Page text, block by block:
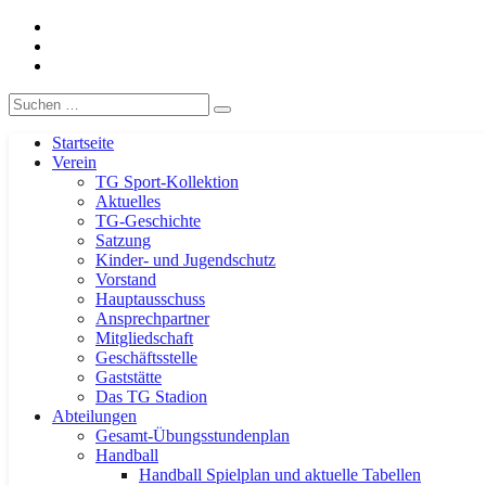
TG-Geislingen e. V.
DIE Sportadresse in Geislingen!
Suche
nach:
Startseite
Verein
TG Sport-Kollektion
Aktuelles
TG-Geschichte
Satzung
Kinder- und Jugendschutz
Vorstand
Hauptausschuss
Ansprechpartner
Mitgliedschaft
Geschäftsstelle
Gaststätte
Das TG Stadion
Abteilungen
Gesamt-Übungsstundenplan
Handball
Handball Spielplan und aktuelle Tabellen